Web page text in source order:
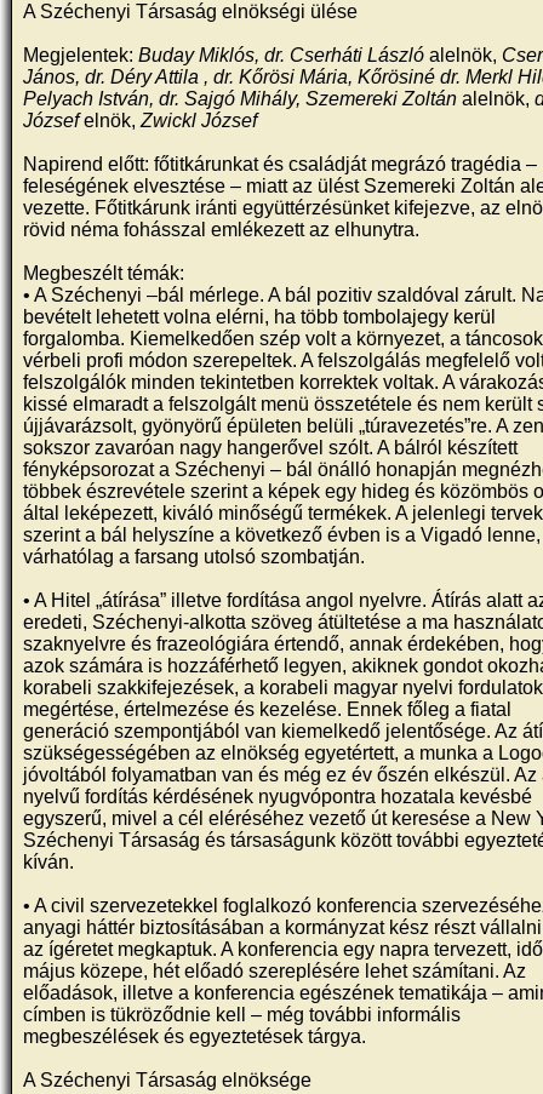
A Széchenyi Társaság elnökségi ülése
Megjelentek:Buday Miklós, dr. Cserháti László alelnök,
János, dr. Déry Attila , dr. Kőrösi Mária, Kőrösiné dr. Merkl
Pelyach István, dr. Sajgó Mihály, Szemereki Zoltán alelnök,
Józsefelnök,Zwickl József
Napirend előtt: főtitkárunkat és családját megrázó tragédia –
feleségének elvesztése – miatt az ülést Szemereki Zoltán
vezette. Főtitkárunk iránti együttérzésünket kifejezve, az
rövid néma fohásszal emlékezett az elhunytra.
Megbeszélt témák:
• A Széchenyi –bál mérlege. A bál pozitiv szaldóval zárult.
bevételt lehetett volna elérni, ha több tombolajegy kerül
forgalomba. Kiemelkedően szép volt a környezet, a táncosok
vérbeli profi módon szerepeltek. A felszolgálás megfelelő
felszolgálók minden tekintetben korrektek voltak. A
kissé elmaradt a felszolgált menü összetétele és nem került
újjávarázsolt, gyönyörű épületen belüli „túravezetés”re. A
sokszor zavaróan nagy hangerővel szólt. A bálról készített
fényképsorozat a Széchenyi – bál önálló honapján
többek észrevétele szerint a képek egy hideg és közömbös
által leképezett, kiváló minőségű termékek. A jelenlegi tervek
szerint a bál helyszíne a következő évben is a Vigadó lenne,
várhatólag a farsang utolsó szombatján.
• A Hitel „átírása” illetve fordítása angol nyelvre. Átírás alatt
eredeti, Széchenyi-alkotta szöveg átültetése a ma
szaknyelvre és frazeológiára értendő, annak érdekében,
azok számára is hozzáférhető legyen, akiknek gondot
korabeli szakkifejezések, a korabeli magyar nyelvi fordulatok
megértése, értelmezése és kezelése. Ennek főleg a fiatal
generáció szempontjából van kiemelkedő jelentősége. Az
szükségességében az elnökség egyetértett, a munka a
jóvoltából folyamatban van és még ez év őszén elkészül. Az
nyelvű fordítás kérdésének nyugvópontra hozatala kevésbé
egyszerű, mivel a cél eléréséhez vezető út keresése a New
Széchenyi Társaság és társaságunk között további
kíván.
• A civil szervezetekkel foglalkozó konferencia
anyagi háttér biztosításában a kormányzat kész részt
az ígéretet megkaptuk. A konferencia egy napra tervezett,
május közepe, hét előadó szereplésére lehet számítani. Az
előadások, illetve a konferencia egészének tematikája –
címben is tükröződnie kell – még további informális
megbeszélések és egyeztetések tárgya.
A Széchenyi Társaság elnöksége